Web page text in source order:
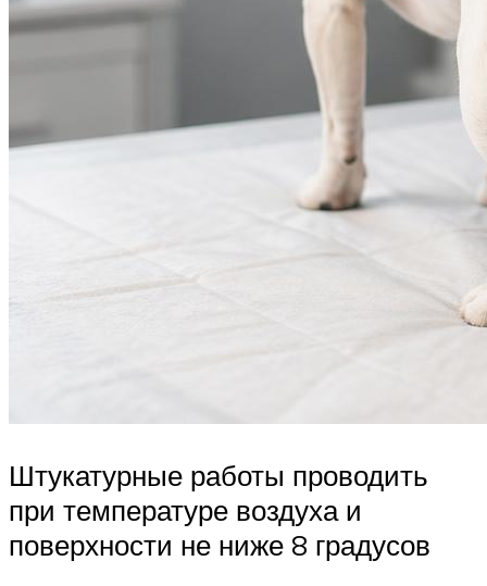
Штукатурные работы проводить
при температуре воздуха и
поверхности не ниже 8 градусов